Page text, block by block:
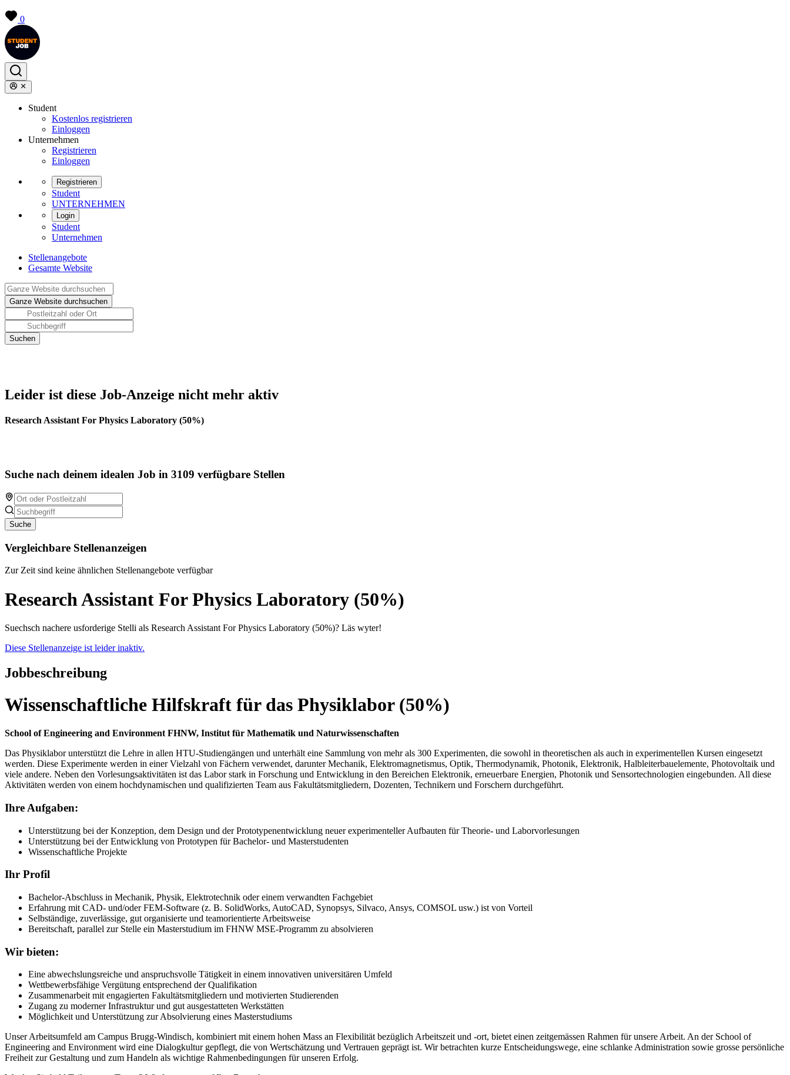
0
Student
Kostenlos registrieren
Einloggen
Unternehmen
Registrieren
Einloggen
Registrieren
Student
UNTERNEHMEN
Login
Student
Unternehmen
Stellenangebote
Gesamte Website
Leider ist diese Job-Anzeige nicht mehr aktiv
Research Assistant For Physics Laboratory (50%)
Suche nach deinem idealen Job in 3109 verfügbare Stellen
Suche
Vergleichbare Stellenanzeigen
Zur Zeit sind keine ähnlichen Stellenangebote verfügbar
Research Assistant For Physics Laboratory (50%)
Suechsch nachere usforderige Stelli als Research Assistant For Physics Laboratory (50%)? Läs wyter!
Diese Stellenanzeige ist leider inaktiv.
Jobbeschreibung
Wissenschaftliche Hilfskraft für das Physiklabor (50%)
School of Engineering and Environment FHNW, Institut für Mathematik und Naturwissenschaften
Das Physiklabor unterstützt die Lehre in allen HTU-Studiengängen und unterhält eine Sammlung von mehr als 300 Experimenten, die sowohl in theoretischen als auch in experimentellen Kursen eingesetzt
werden. Diese Experimente werden in einer Vielzahl von Fächern verwendet, darunter Mechanik, Elektromagnetismus, Optik, Thermodynamik, Photonik, Elektronik, Halbleiterbauelemente, Photovoltaik und
viele andere. Neben den Vorlesungsaktivitäten ist das Labor stark in Forschung und Entwicklung in den Bereichen Elektronik, erneuerbare Energien, Photonik und Sensortechnologien eingebunden. All diese
Aktivitäten werden von einem hochdynamischen und qualifizierten Team aus Fakultätsmitgliedern, Dozenten, Technikern und Forschern durchgeführt.
Ihre Aufgaben:
Unterstützung bei der Konzeption, dem Design und der Prototypenentwicklung neuer experimenteller Aufbauten für Theorie- und Laborvorlesungen
Unterstützung bei der Entwicklung von Prototypen für Bachelor- und Masterstudenten
Wissenschaftliche Projekte
Ihr Profil
Bachelor-Abschluss in Mechanik, Physik, Elektrotechnik oder einem verwandten Fachgebiet
Erfahrung mit CAD- und/oder FEM-Software (z. B. SolidWorks, AutoCAD, Synopsys, Silvaco, Ansys, COMSOL usw.) ist von Vorteil
Selbständige, zuverlässige, gut organisierte und teamorientierte Arbeitsweise
Bereitschaft, parallel zur Stelle ein Masterstudium im FHNW MSE-Programm zu absolvieren
Wir bieten:
Eine abwechslungsreiche und anspruchsvolle Tätigkeit in einem innovativen universitären Umfeld
Wettbewerbsfähige Vergütung entsprechend der Qualifikation
Zusammenarbeit mit engagierten Fakultätsmitgliedern und motivierten Studierenden
Zugang zu moderner Infrastruktur und gut ausgestatteten Werkstätten
Möglichkeit und Unterstützung zur Absolvierung eines Masterstudiums
Unser Arbeitsumfeld am Campus Brugg-Windisch, kombiniert mit einem hohen Mass an Flexibilität bezüglich Arbeitszeit und -ort, bietet einen zeitgemässen Rahmen für unsere Arbeit. An der School of
Engineering and Environment wird eine Dialogkultur gepflegt, die von Wertschätzung und Vertrauen geprägt ist. Wir betrachten kurze Entscheidungswege, eine schlanke Administration sowie grosse persönliche
Freiheit zur Gestaltung und zum Handeln als wichtige Rahmenbedingungen für unseren Erfolg.